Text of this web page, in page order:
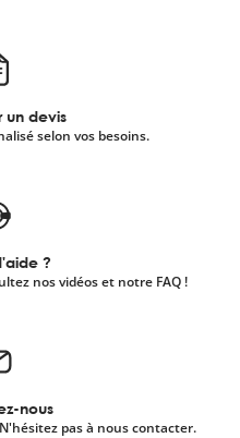
un devis
selon vos besoins.
?
nos vidéos et notre FAQ !
nous
pas à nous contacter.